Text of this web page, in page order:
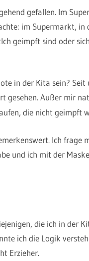
gefallen. Im
im Supermarkt, in
geimpft sind oder
in der Kita sein? Seit
gesehen. Außer mir
die nicht geimpft
Ich frage
und ich mit der
die ich in der
ich die Logik
Erzieher.